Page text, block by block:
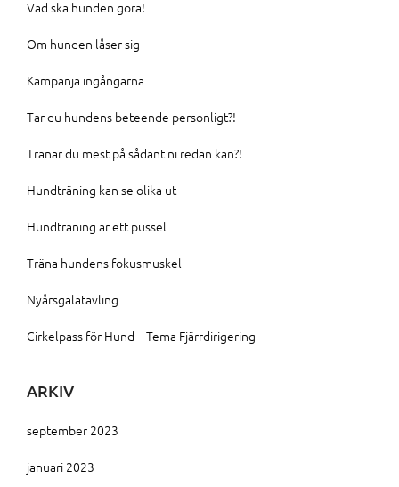
Vad ska hunden göra!
Om hunden låser sig
Kampanja ingångarna
Tar du hundens beteende personligt?!
Tränar du mest på sådant ni redan kan?!
Hundträning kan se olika ut
Hundträning är ett pussel
Träna hundens fokusmuskel
Nyårsgalatävling
Cirkelpass för Hund – Tema Fjärrdirigering
ARKIV
september 2023
januari 2023